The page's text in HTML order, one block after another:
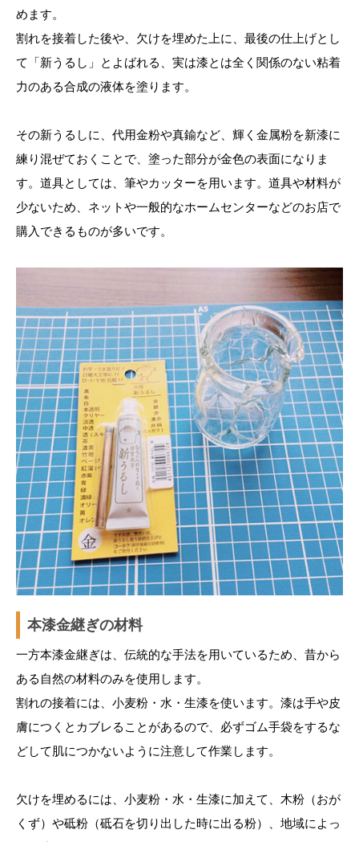
めます。
割れを接着した後や、欠けを埋めた上に、最後の仕上げとし
て「新うるし」とよばれる、実は漆とは全く関係のない粘着
力のある合成の液体を塗ります。
その新うるしに、代用金粉や真鍮など、輝く金属粉を新漆に
練り混ぜておくことで、塗った部分が金色の表面になりま
す。道具としては、筆やカッターを用います。道具や材料が
少ないため、ネットや一般的なホームセンターなどのお店で
購入できるものが多いです。
本漆金継ぎの材料
一方本漆金継ぎは、伝統的な手法を用いているため、昔から
ある自然の材料のみを使用します。
割れの接着には、小麦粉・水・生漆を使います。漆は手や皮
膚につくとカブレることがあるので、必ずゴム手袋をするな
どして肌につかないように注意して作業します。
欠けを埋めるには、小麦粉・水・生漆に加えて、木粉（おが
くず）や砥粉（砥石を切り出した時に出る粉）、地域によっ